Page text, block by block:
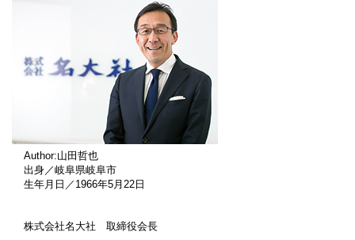
Author:山田哲也
出身／岐阜県岐阜市
生年月日／1966年5月22日
株式会社名大社 取締役会長